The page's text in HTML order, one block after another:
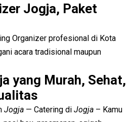
Jogja, Paket
Organizer profesional di Kota
acara tradisional maupun
yang Murah, Sehat,
Jogja — Catering di Jogja – Kamu